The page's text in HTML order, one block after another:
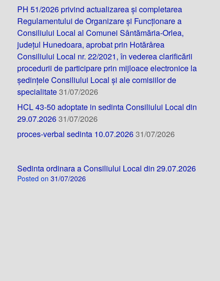
PH 51/2026 privind actualizarea și completarea
Regulamentului de Organizare și Funcționare a
Consiliului Local al Comunei Sântămăria-Orlea,
județul Hunedoara, aprobat prin Hotărârea
Consiliului Local nr. 22/2021, în vederea clarificării
procedurii de participare prin mijloace electronice la
ședințele Consiliului Local și ale comisiilor de
specialitate31/07/2026
HCL 43-50 adoptate in sedinta Consiliului Local din
29.07.202631/07/2026
proces-verbal sedinta 10.07.202631/07/2026
Sedinta ordinara a Consiliului Local din 29.07.2026
Posted on 31/07/2026